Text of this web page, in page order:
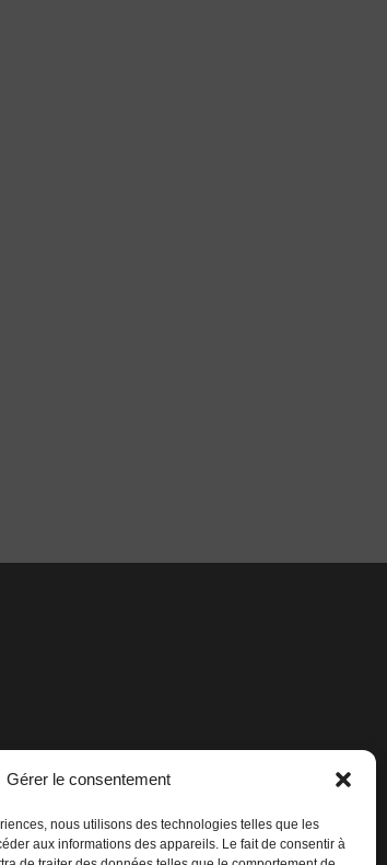
Gérer le consentement
nous utilisons des technologies telles que les
aux informations des appareils. Le fait de consentir à